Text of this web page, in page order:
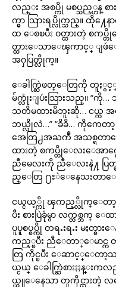
လည္း အစပ္ကို မစပ္သည့္ဟန္ စာ
က္မွာ သြားရပ္လိုက္သည္။ ထို႔
ထ ေစၿပီး ဝတ္ထားတဲ့ စကပ္တို
တ္ထားေသာေၾကာင့္ ျဖဴေ
အႁပြတ္လိုက္။
ေခါက္ဆြဲဖတ္ေတြကို တူႏွင့္
မ်က္လုံးျပဴးသြားသည္။ “ကို…
သတိမထားမိဘူးဆို… ငယ္က
ဘယ္လိုလဲ…” “ခိခိ… ကိုကေတာ့
အေတြ႕အႀကဳံ အသစ္ရတာေပ
ထားတဲ့ စကပ္တိုေလးေအာက္က
ညီမေလးကို ညီေလးနဲ႔ ပြ
ည္ေတြ ႐ႊဲေနေသးတာေၾ
ငယ္ငယ့္ကို ၾကည့္လိုက္ေတာ့ အ
ပီး စားပြဲခုံမွာ လက္တစ္ဘက္ ေထ
ပူပူစပ္စပ္ကို တရႉးရႉး မႈတ္
ကည့္ၿပီး ညီေတာ္ေမာင္က
တြ ကိုင္ၿပီး ေဆာင့္ေတ
ယ္ငယ္ ေခါက္ဆြဲစားႏႈန္း
ယ္ယူေနေသာ တူကိုင္ထားတဲ့ လ